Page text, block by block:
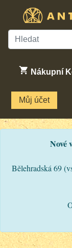
Nákupní
Můj účet
Nové
Bělehradská 69